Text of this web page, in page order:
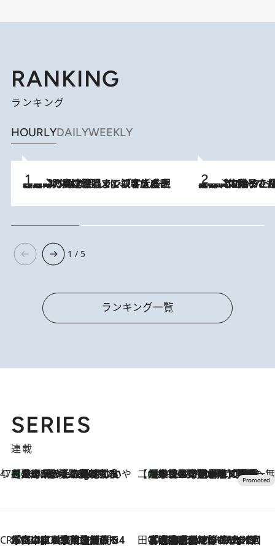
RANKING
ランキング
HOURLYDAILYWEEKLY
2026.8.7
「湘南乃風に憧れて」観客大盛上がりの“タオル回し”に、ラッパー顔負けの高速歌唱まで…さだまさし（74）のアグレッシブすぎる現在地 2026.8.5
【阿川佐和子さんの年とる力】なぜ70代で始めた趣味は“こんなに楽しい”のか？ ピアノ、俳句…スランプに陥っても続けられる“ある秘訣”とは
1 / 5
ランキング一覧
SERIES
連載
47都道府県の手みやげ ひんやりスイーツで夏を満喫
46 Minutes Ago
【兵庫県】この夏絶対食べたい 冷やしておいしいおやつ3選 淡路島の恵みをジェラートに集約 【CREA×星野リゾート】唯一無二。癒しと発見が待つ場所へ
2026.8.7
【トンボの足水浴】ヒノキの香りに包まれて涼感マックス！約13℃の湧水かけ流しを避暑地「星野温泉 トンボの湯」で体験
CREA'S CHOICE
2026.8.7
「立川にも歌舞伎があるんだよ」 片岡仁左衛門・市川中車ら豪華座組みで4年目の立川立飛歌舞伎へ 田中稲の勝手に再ブーム
2026.8.7
「湘南乃風に憧れて」観客大盛上がりの“タオル回し”に、ラッパー顔負けの高速歌唱まで…さだまさし（74）のアグレッシブすぎる現在地